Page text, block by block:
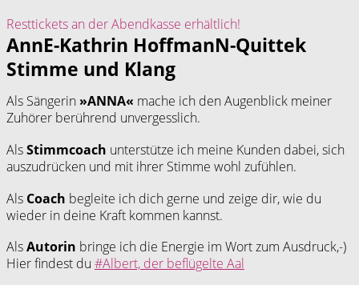
Resttickets an der Abendkasse erhältlich!
AnnE-Kathrin HoffmanN-Quittek
Stimme und Klang
Als Sängerin »ANNA« mache ich den Augenblick meiner
Zuhörer berührend unvergesslich.
AlsStimmcoach unterstütze ich meine Kunden dabei, sich
auszudrücken und mit ihrer Stimme wohl zufühlen.
Als Coach begleite ich dich gerne und zeige dir, wie du
wieder in deine Kraft kommen kannst.
AlsAutorin bringe ich die Energie im Wort zum Ausdruck,-)
Hier findest du #Albert, der beflügelte Aal